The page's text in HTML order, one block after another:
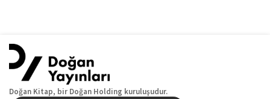
Doğan Kitap, bir Doğan Holding kuruluşudur.